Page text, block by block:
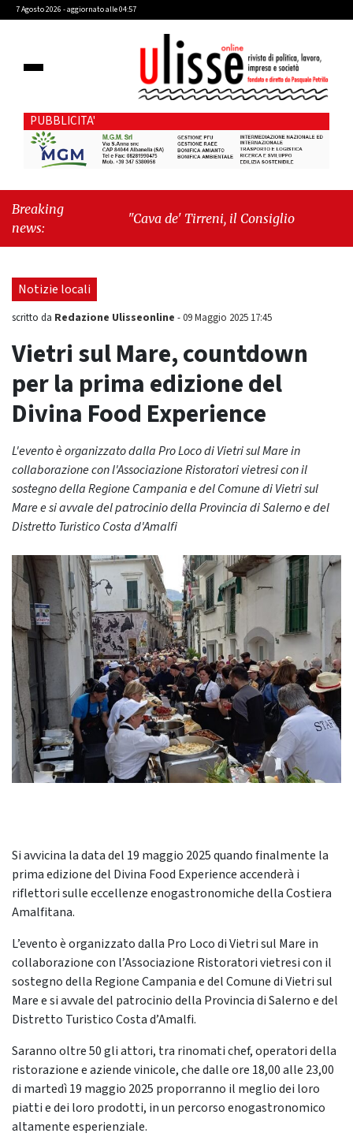
7 Agosto 2026 - aggiornato alle 04:57
PUBBLICITA'
Breaking
news:
"Cava de' Tirreni, il Consiglio comunale
Mare, giornata storica: la ceramica ammessa
Notizie locali
scritto da Redazione Ulisseonline -09 Maggio 2025 17:45
Vietri sul Mare, countdown
per la prima edizione del
Divina Food Experience
L'evento è organizzato dalla Pro Loco di Vietri sul Mare in
collaborazione con l'Associazione Ristoratori vietresi con il
sostegno della Regione Campania e del Comune di Vietri sul
Mare e si avvale del patrocinio della Provincia di Salerno e del
Distretto Turistico Costa d'Amalfi
Si avvicina la data del 19 maggio 2025 quando finalmente la
prima edizione del Divina Food Experience accenderà i
riflettori sulle eccellenze enogastronomiche della Costiera
Amalfitana.
L’evento è organizzato dalla Pro Loco di Vietri sul Mare in
collaborazione con l’Associazione Ristoratori vietresi con il
sostegno della Regione Campania e del Comune di Vietri sul
Mare e si avvale del patrocinio della Provincia di Salerno e del
Distretto Turistico Costa d’Amalfi.
Saranno oltre 50 gli attori, tra rinomati chef, operatori della
ristorazione e aziende vinicole, che dalle ore 18,00 alle 23,00
di martedì 19 maggio 2025 proporranno il meglio dei loro
piatti e dei loro prodotti, in un percorso enogastronomico
altamente esperienziale.